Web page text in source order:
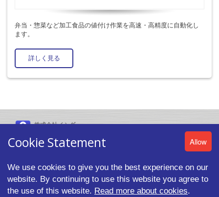
弁当・惣菜など加工食品の値付け作業を高速・高精度に自動化し
ます。
詳しく見る
株式会社イシダ
© 2026 ISHIDA CO.,LTD. All rights reserved. |プライバシーポリシ
ー
Cookie Statement Allow
We use cookies to give you the best experience on our
website. By continuing to use this website you agree to
the use of this website. Read more about cookies.